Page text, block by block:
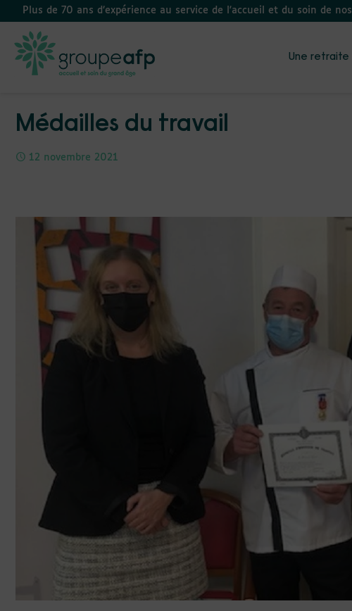
Plus de 70 ans d’expérience au service de l'accueil et du soin de
Une retraite
Médailles du travail
12 novembre 2021